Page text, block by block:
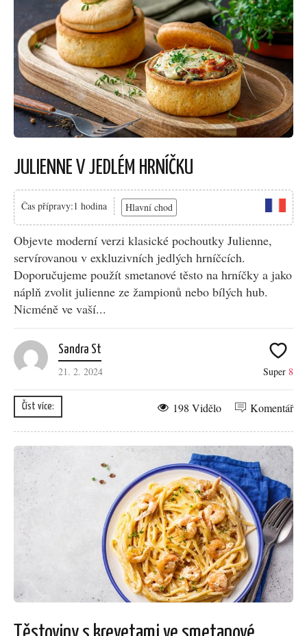
JULIENNE V JEDLÉM HRNÍČKU
Čas přípravy:1 hodina Hlavní chod
Objevte moderní verzi klasické pochoutky Julienne,
servírovanou v exkluzivních jedlých hrníčcích.
Doporučujeme použít smetanové těsto na hrníčky a jako
náplň zvolit julienne ze žampionů nebo bílých hub.
Nicméně ve vaší...
Sandra St
21. 2. 2024
Super 8
Číst více: Komentář
198 Vidělo